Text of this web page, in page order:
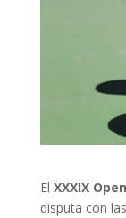
El XXXIX
disputa con las